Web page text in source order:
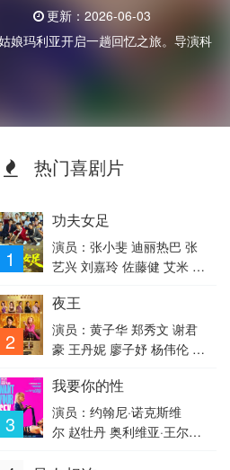
更新： 2026-06-03
娘玛利亚开启一趟回忆之旅。导演科
热门喜剧片
1
功夫女足
演员：张小斐 迪丽热巴 张
艺兴 刘嘉玲 佐藤健 艾米 雪
娜 欧阳靖 张继聪 欧阳万
成 陈旻 李卓媚
2
夜王
演员：黄子华 郑秀文 谢君
豪 王丹妮 廖子妤 杨伟伦 卢
萱 李芯駖 林熙彤 邓丽英 蔡
蕙琪
3
我要你的性
演员：约翰尼·诺克斯维
尔 赵牡丹 奥利维亚·王尔